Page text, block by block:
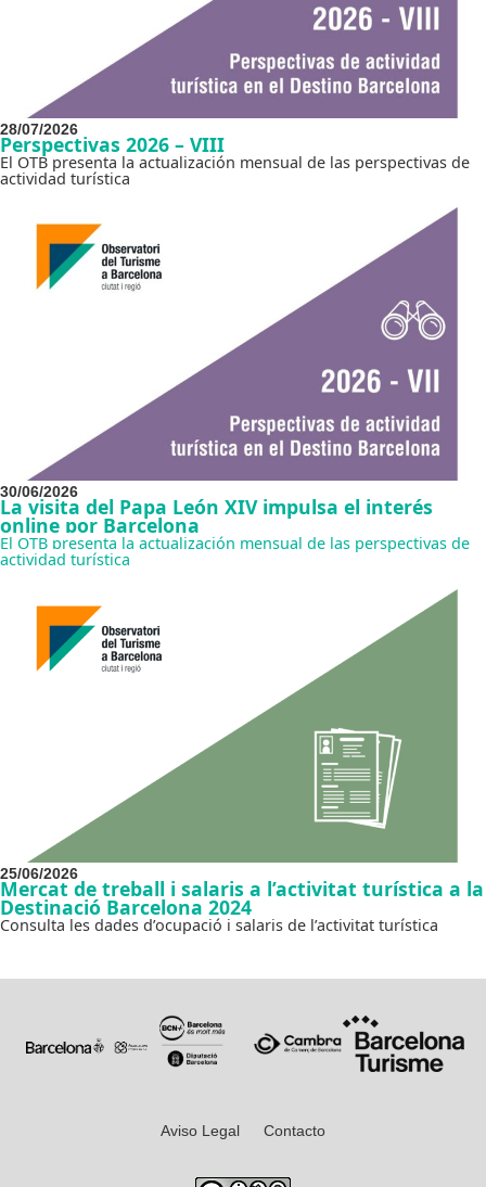
28/07/2026
Perspectivas 2026 – VIII
El OTB presenta la actualización mensual de las perspectivas de
actividad turística
30/06/2026
La visita del Papa León XIV impulsa el interés
online por Barcelona
El OTB presenta la actualización mensual de las perspectivas de
actividad turística
25/06/2026
Mercat de treball i salaris a l’activitat turística a la
Destinació Barcelona 2024
Consulta les dades d’ocupació i salaris de l’activitat turística
Aviso Legal Contacto